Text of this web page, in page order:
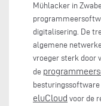
Mühlacker in
digitalisering. De
algemene
vroeger sterk door
de
eluCloud voor de